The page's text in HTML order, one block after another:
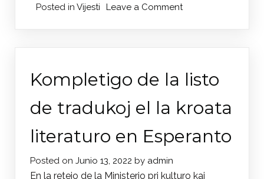
Posted in Vijesti Leave a Commenton
Kompletigo de la listo
de tradukoj el la kroata
literaturo en Esperanto
Posted on Junio 13, 2022 by admin
En la retejo de la Ministerio pri kulturo kaj